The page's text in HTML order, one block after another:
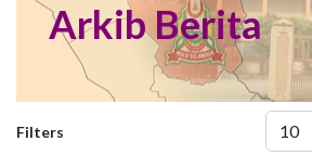
Arkib Berita
Filters
Papar #